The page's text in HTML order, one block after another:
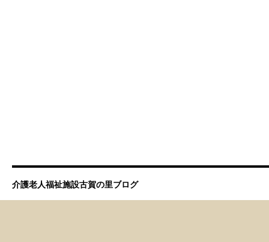
介護老人福祉施設古賀の里ブログ